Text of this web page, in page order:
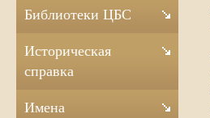
Библиотеки ЦБС
Историческая
справка
Имена